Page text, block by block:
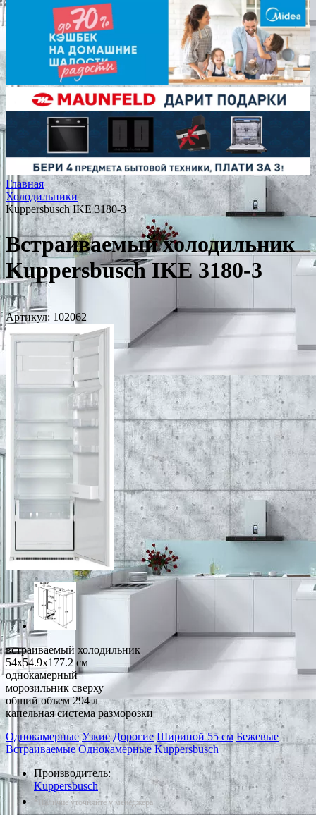
Главная
Холодильники
Kuppersbusch IKE 3180-3
Встраиваемый холодильник
Kuppersbusch IKE 3180-3
Артикул: 102062
встраиваемый холодильник
54x54.9x177.2 см
однокамерный
морозильник сверху
общий объем 294 л
капельная система разморозки
Однокамерные Узкие Дорогие Шириной 55 см Бежевые
Встраиваемые Однокамерные Kuppersbusch
Производитель:
Kuppersbusch
*Наличие уточняйте у менеджера